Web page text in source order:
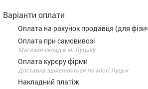
Варіанти оплати
Оплата на рахунок продавця (для
Оплата при самовивозі
Магазин-склад в м. Луцьку
Оплата курєру фірми
Доставка здійснюється по місті Луцьк
Накладний платіж